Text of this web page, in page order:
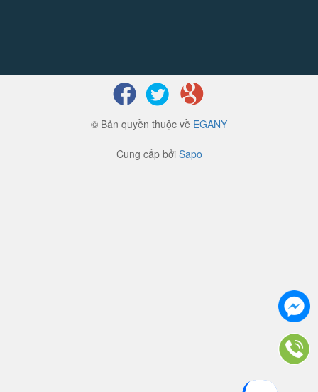
© Bản quyền thuộc về EGANY
Cung cấp bởi Sapo